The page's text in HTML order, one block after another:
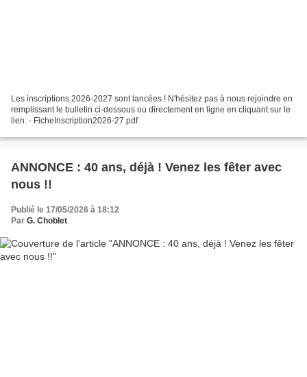
Les inscriptions 2026-2027 sont lancées ! N'hésitez pas à nous rejoindre en
remplissant le bulletin ci-dessous ou directement en ligne en cliquant sur le
lien. - FicheInscription2026-27.pdf
ANNONCE : 40 ans, déjà ! Venez les fêter avec
nous !!
Publié le 17/05/2026 à 18:12
Par G. Choblet